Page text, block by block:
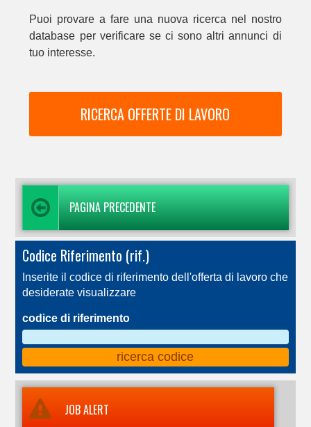
Puoi provare a fare una nuova ricerca nel nostro
database per verificare se ci sono altri annunci di
tuo interesse.
RICERCA OFFERTE DI LAVORO
PAGINA PRECEDENTE
Codice Riferimento (rif.)
Inserite il codice di riferimento dell'offerta di lavoro che
desiderate visualizzare
codice di riferimento
JOB ALERT